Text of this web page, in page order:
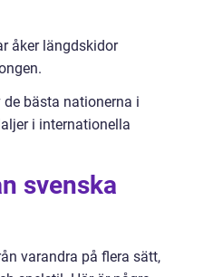
åker längdskidor
bästa nationerna i
i internationella
svenska
varandra på flera sätt,